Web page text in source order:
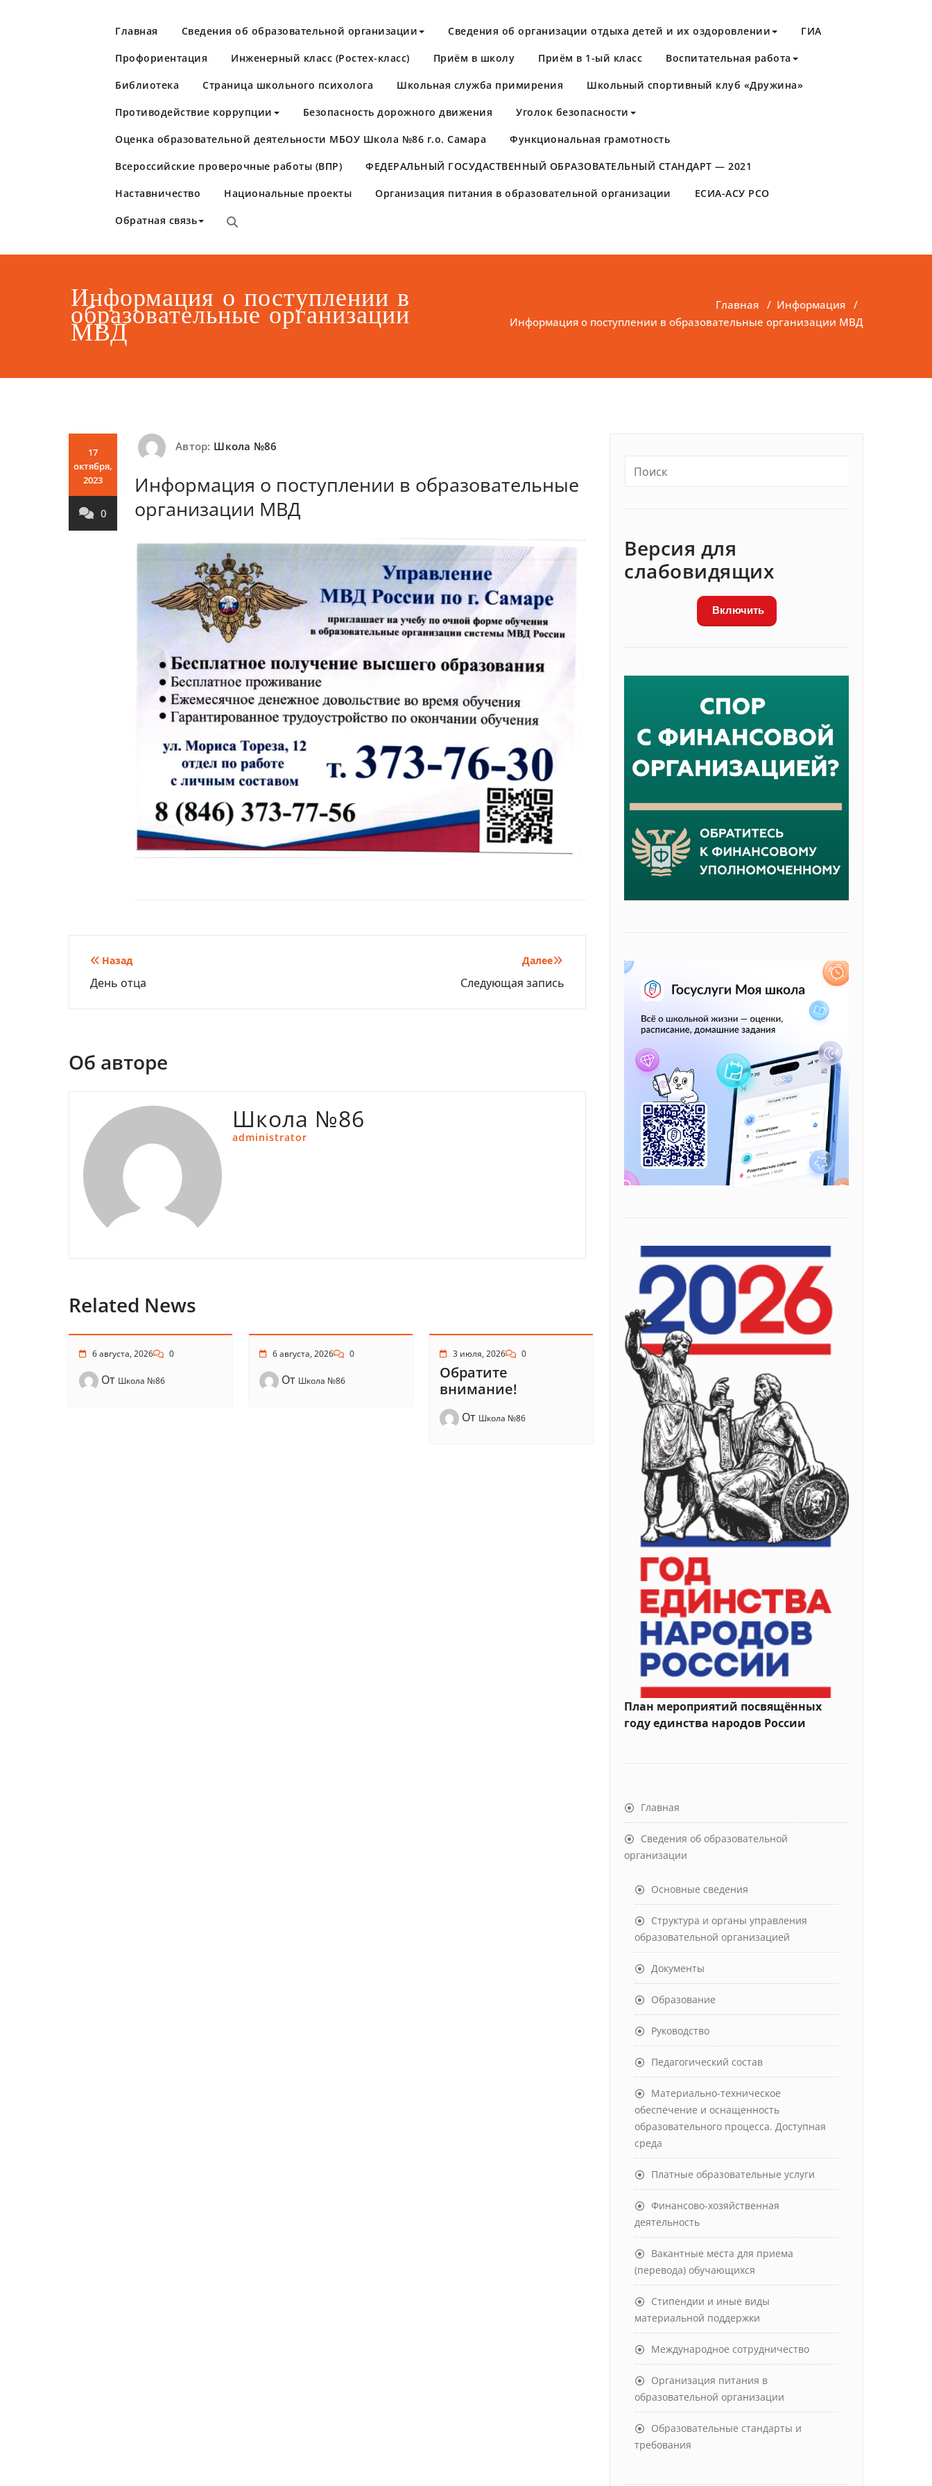
Школа №86
Главная Сведения об образовательной организации Сведения об организации отдыха детей и их оздоровлении ГИА
Профориентация Инженерный класс (Ростех-класс) Приём в школу Приём в 1-ый класс Воспитательная работа
Библиотека Страница школьного психолога Школьная служба примирения Школьный спортивный клуб «Дружина»
Противодействие коррупции Безопасность дорожного движения Уголок безопасности
Оценка образовательной деятельности МБОУ Школа №86 г.о. Самара Функциональная грамотность
Всероссийские проверочные работы (ВПР) ​ФЕДЕРАЛЬНЫЙ ГОСУДАСТВЕННЫЙ ОБРАЗОВАТЕЛЬНЫЙ СТАНДАРТ — 2021
Наставничество Национальные проекты Организация питания в образовательной организации ЕСИА-АСУ РСО
Обратная связь
Информация о поступлении в
образовательные организации
МВД
Главная / Информация /
Информация о поступлении в образовательные организации МВД
17
октября,
2023
0
Автор: Школа №86
Информация о поступлении в образовательные
организации МВД
Навигация
по
Назад
День отца
Далее
Следующая запись
Об авторе
Школа №86
administrator
Related News
6 августа, 2026 0
От Школа №86
6 августа, 2026 0
От Школа №86
3 июля, 2026 0
Обратите
внимание!
От Школа №86
Версия для
слабовидящих
Включить
План мероприятий посвящённых
году единства народов России
Главная
Сведения об образовательной
организации
Основные сведения
Структура и органы управления
образовательной организацией
Документы
Образование
Руководство
Педагогический состав
Материально-техническое
обеспечение и оснащенность
образовательного процесса. Доступная
среда
Платные образовательные услуги
Финансово-хозяйственная
деятельность
Вакантные места для приема
(перевода) обучающихся
Стипендии и иные виды
материальной поддержки
Международное сотрудничество
Организация питания в
образовательной организации
Образовательные стандарты и
требования